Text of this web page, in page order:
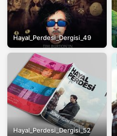
Hayal_Perdesi_Dergisi_49
Hayal_Perdesi_Dergisi_52